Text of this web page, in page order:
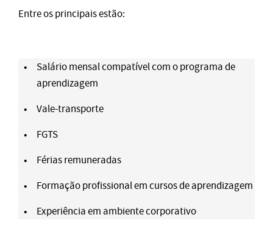
Entre os principais estão:
Salário mensal compatível com o programa de
aprendizagem
Vale-transporte
FGTS
Férias remuneradas
Formação profissional em cursos de aprendizagem
Experiência em ambiente corporativo